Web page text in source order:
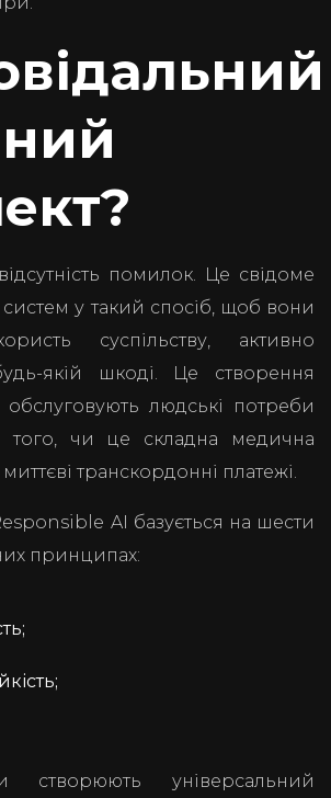
помилок. Це свідоме
у такий спосіб, щоб вони
суспільству, активно
якій шкоді. Це створення
обслуговують людські потреби
того, чи це складна медична
транскордонні платежі.
AI базується на шести
принципах:
створюють універсальний